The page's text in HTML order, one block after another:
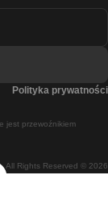
All Rights Reserved © 2026
jest przewoźnikiem
Polityka prywatności